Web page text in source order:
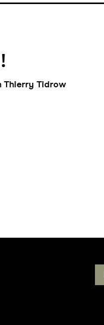
Thierry Tidrow